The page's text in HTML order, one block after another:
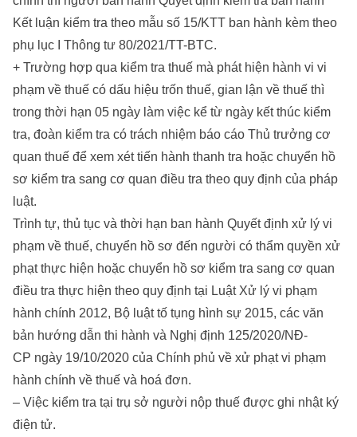
Kết luận kiểm tra theo mẫu số 15/KTT ban hành kèm theo
phụ lục I Thông tư 80/2021/TT-BTC.
+ Trường hợp qua kiểm tra thuế mà phát hiện hành vi vi
phạm về thuế có dấu hiệu trốn thuế, gian lận về thuế thì
trong thời hạn 05 ngày làm việc kể từ ngày kết thúc kiểm
tra, đoàn kiểm tra có trách nhiệm báo cáo Thủ trưởng cơ
quan thuế để xem xét tiến hành thanh tra hoặc chuyển hồ
sơ kiểm tra sang cơ quan điều tra theo quy định của pháp
luật.
Trình tự, thủ tục và thời hạn ban hành Quyết định xử lý vi
phạm về thuế, chuyển hồ sơ đến người có thẩm quyền xử
phạt thực hiện hoặc chuyển hồ sơ kiểm tra sang cơ quan
điều tra thực hiện theo quy định tại Luật Xử lý vi phạm
hành chính 2012, Bộ luật tố tụng hình sự 2015, các văn
bản hướng dẫn thi hành và Nghị định 125/2020/NĐ-
CP ngày 19/10/2020 của Chính phủ về xử phạt vi phạm
hành chính về thuế và hoá đơn.
– Việc kiểm tra tại trụ sở người nộp thuế được ghi nhật ký
điện tử.